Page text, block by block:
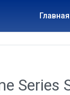
Главная